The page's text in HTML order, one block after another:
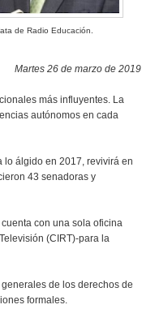
de Radio Educación.
Martes 26 de marzo de 2019
más influyentes. La
autónomos en cada
lo álgido en 2017, revivirá en
43 senadoras y
con una sola oficina
(CIRT)-para la
de los derechos de
formales.